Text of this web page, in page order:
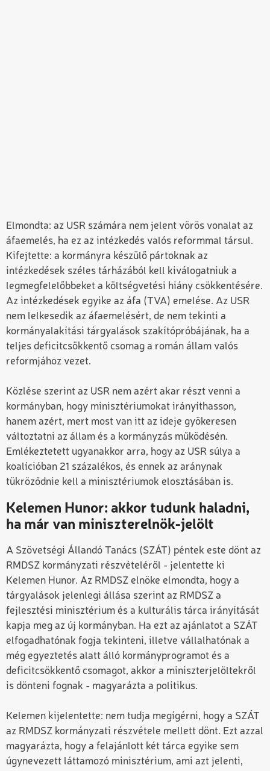
Elmondta: az USR számára nem jelent vörös vonalat az
áfaemelés, ha ez az intézkedés valós reformmal társul.
Kifejtette: a kormányra készülő pártoknak az
intézkedések széles tárházából kell kiválogatniuk a
legmegfelelőbbeket a költségvetési hiány csökkentésére.
Az intézkedések egyike az áfa (TVA) emelése. Az USR
nem lelkesedik az áfaemelésért, de nem tekinti a
kormányalakítási tárgyalások szakítópróbájának, ha a
teljes deficitcsökkentő csomag a román állam valós
reformjához vezet.
Közlése szerint az USR nem azért akar részt venni a
kormányban, hogy minisztériumokat irányíthasson,
hanem azért, mert most van itt az ideje gyökeresen
változtatni az állam és a kormányzás működésén.
Emlékeztetett ugyanakkor arra, hogy az USR súlya a
koalícióban 21 százalékos, és ennek az aránynak
tükröződnie kell a minisztériumok elosztásában is.
Kelemen Hunor: akkor tudunk haladni,
ha már van miniszterelnök-jelölt
A Szövetségi Állandó Tanács (SZÁT) péntek este dönt az
RMDSZ kormányzati részvételéről - jelentette ki
Kelemen Hunor. Az RMDSZ elnöke elmondta, hogy a
tárgyalások jelenlegi állása szerint az RMDSZ a
fejlesztési minisztérium és a kulturális tárca irányítását
kapja meg az új kormányban. Ha ezt az ajánlatot a SZÁT
elfogadhatónak fogja tekinteni, illetve vállalhatónak a
még egyeztetés alatt álló kormányprogramot és a
deficitcsökkentő csomagot, akkor a miniszterjelöltekről
is dönteni fognak - magyarázta a politikus.
Kelemen kijelentette: nem tudja megígérni, hogy a SZÁT
az RMDSZ kormányzati részvétele mellett dönt. Ezt azzal
magyarázta, hogy a felajánlott két tárca egyike sem
úgynevezett láttamozó minisztérium, ami azt jelenti,